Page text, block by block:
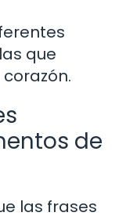
que
de
las frases